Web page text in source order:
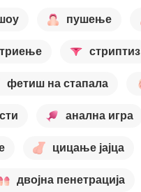
пушење
триење стриптиз
фетиш на стапала
анална игра
цицање јајца
двојна пенетрација